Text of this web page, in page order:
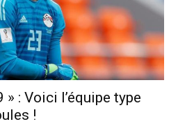
» : Voici l’équipe type
!